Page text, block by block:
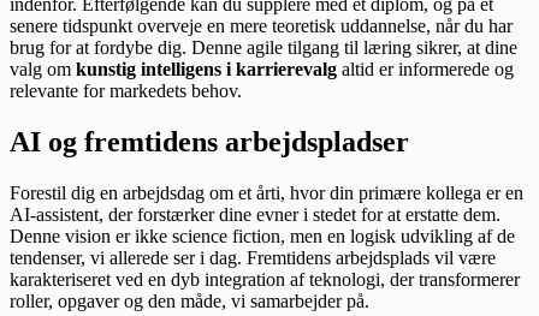
senere tidspunkt overveje en mere teoretisk uddannelse, når du har
brug for at fordybe dig. Denne agile tilgang til læring sikrer, at dine
valg om kunstig intelligens i karrierevalg altid er informerede og
relevante for markedets behov.
AI og fremtidens arbejdspladser
Forestil dig en arbejdsdag om et årti, hvor din primære kollega er en
AI-assistent, der forstærker dine evner i stedet for at erstatte dem.
Denne vision er ikke science fiction, men en logisk udvikling af de
tendenser, vi allerede ser i dag. Fremtidens arbejdsplads vil være
karakteriseret ved en dyb integration af teknologi, der transformerer
roller, opgaver og den måde, vi samarbejder på.